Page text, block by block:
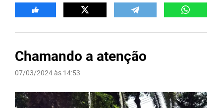
Chamando a atenção
07/03/2024 às 14:53